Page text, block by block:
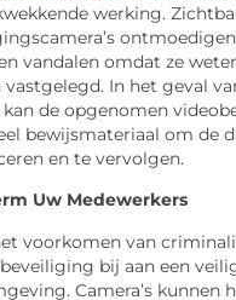
werking.
vandalen omdat ze
vastgelegd. In het geval
de opgenomen
bewijsmateriaal om de
en te vervolgen.
Uw Medewerkers
voorkomen van
bij aan een
Camera’s kunnen